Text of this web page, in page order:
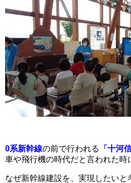
0系新幹線の前で行われる 「十河
車や飛行機の時代だと言われた時
なぜ新幹線建設を、実現したいと